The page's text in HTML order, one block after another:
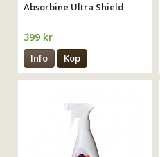
Absorbine Ultra Shield
399 kr
Info Köp